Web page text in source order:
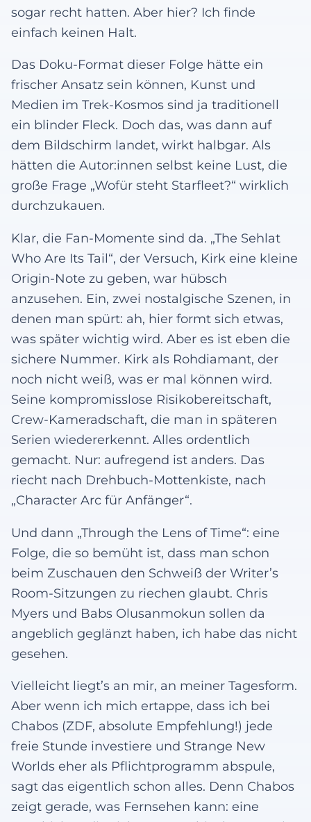
sogar recht hatten. Aber hier? Ich finde
einfach keinen Halt.
Das Doku-Format dieser Folge hätte ein
frischer Ansatz sein können, Kunst und
Medien im Trek-Kosmos sind ja traditionell
ein blinder Fleck. Doch das, was dann auf
dem Bildschirm landet, wirkt halbgar. Als
hätten die Autor:innen selbst keine Lust, die
große Frage „Wofür steht Starfleet?“ wirklich
durchzukauen.
Klar, die Fan-Momente sind da. „The Sehlat
Who Are Its Tail“, der Versuch, Kirk eine kleine
Origin-Note zu geben, war hübsch
anzusehen. Ein, zwei nostalgische Szenen, in
denen man spürt: ah, hier formt sich etwas,
was später wichtig wird. Aber es ist eben die
sichere Nummer. Kirk als Rohdiamant, der
noch nicht weiß, was er mal können wird.
Seine kompromisslose Risikobereitschaft,
Crew-Kameradschaft, die man in späteren
Serien wiedererkennt. Alles ordentlich
gemacht. Nur: aufregend ist anders. Das
riecht nach Drehbuch-Mottenkiste, nach
„Character Arc für Anfänger“.
Und dann „Through the Lens of Time“: eine
Folge, die so bemüht ist, dass man schon
beim Zuschauen den Schweiß der Writer’s
Room-Sitzungen zu riechen glaubt. Chris
Myers und Babs Olusanmokun sollen da
angeblich geglänzt haben, ich habe das nicht
gesehen.
Vielleicht liegt’s an mir, an meiner Tagesform.
Aber wenn ich mich ertappe, dass ich bei
Chabos (ZDF, absolute Empfehlung!) jede
freie Stunde investiere und Strange New
Worlds eher als Pflichtprogramm abspule,
sagt das eigentlich schon alles. Denn Chabos
zeigt gerade, was Fernsehen kann: eine